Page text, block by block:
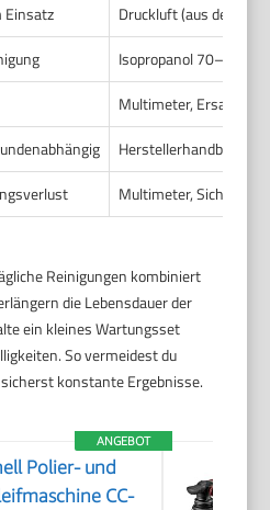
Einsatz
Druckluft (aus dem
Isopropanol 70–90%,
Multimeter,
Herstellerhandbuch,
Multimeter,
Reinigungen kombiniert
die Lebensdauer der
ein kleines Wartungsset
So vermeidest du
konstante Ergebnisse.
ANGEBOT
Polier- und
CC-